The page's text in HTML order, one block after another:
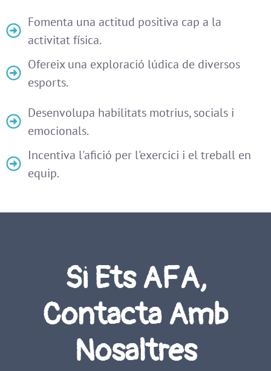
Fomenta una actitud positiva cap a la
activitat física.
Ofereix una exploració lúdica de diversos
esports.
Desenvolupa habilitats motrius, socials i
emocionals.
Incentiva l'afició per l'exercici i el treball en
equip.
Si Ets AFA,
Contacta Amb
Nosaltres